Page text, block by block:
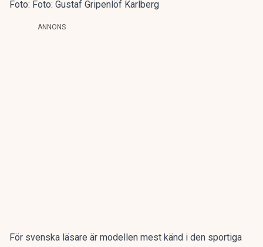
Foto: Foto: Gustaf Gripenlöf Karlberg
ANNONS
För svenska läsare är modellen mest känd i den sportiga